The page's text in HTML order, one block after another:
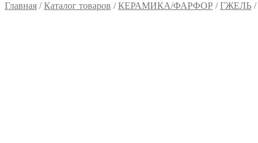
Главная /Каталог товаров /КЕРАМИКА/ФАРФОР /ГЖЕЛЬ /